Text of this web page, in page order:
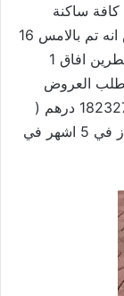
ساكنة
جماعة سعادة وسكان تجزئة الافاق بالخصوص انه تم بالامس 16
ماي 2025 ارساء صفقة التبليط الخاصة بالشطرين افاق 1
طلب العروض
الخاص بهذه الصفقة بغلاف مالي يقدر ب 18232732 درهم (
حوالي 88 الف متر مربع) وستكون مدة الانجاز في 5 اشهر في